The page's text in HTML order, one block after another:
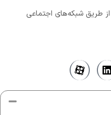
شبانه‌روز از طریق شبکه‌های اجتماعی